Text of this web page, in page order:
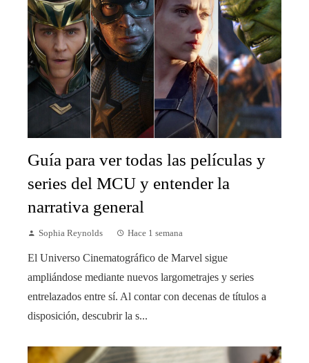
Guía para ver todas las películas y
series del MCU y entender la
narrativa general
Sophia Reynolds Hace 1 semana
El Universo Cinematográfico de Marvel sigue
ampliándose mediante nuevos largometrajes y series
entrelazados entre sí. Al contar con decenas de títulos a
disposición, descubrir la s...